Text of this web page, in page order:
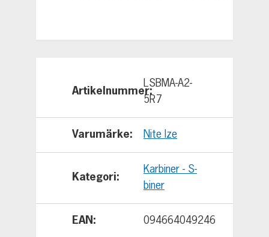
Artikelnummer
LSBMA-A2-
5R7
Varumärke Nite Ize
Kategori
Karbiner - S-
biner
EAN 094664049246